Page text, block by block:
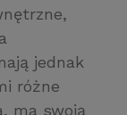
jednak
różne
ma swoją